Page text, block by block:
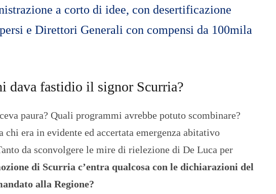
a corto di idee, con desertificazione
e Direttori Generali con compensi da 100mila
dava fastidio il signor Scurria?
paura? Quali programmi avrebbe potuto scombinare?
chi era in evidente ed accertata emergenza abitativo
da sconvolgere le mire di rielezione di De Luca per
di Scurria c’entra qualcosa con le dichiarazioni del
alla Regione?